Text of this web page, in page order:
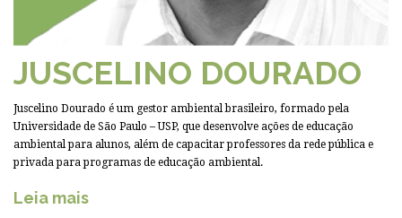
JUSCELINO DOURADO
Juscelino Dourado é um gestor ambiental brasileiro, formado pela
Universidade de São Paulo – USP, que desenvolve ações de educação
ambiental para alunos, além de capacitar professores da rede pública e
privada para programas de educação ambiental.
Leia mais